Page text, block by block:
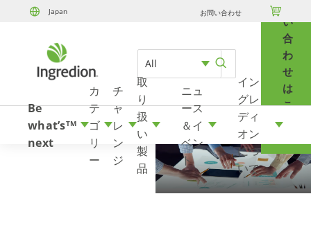
Japan お問い合わせ 
All
い
合
わ
せ
は
こ
ち
Be
what’s
next
TM
カ
テ
ゴ
リ
ー
チ
ャ
レ
ン
ジ
取
り
扱
い
製
品
ニュ
ース
＆イ
ベン
ト
イン
グレ
ディ
オン
につ
いて